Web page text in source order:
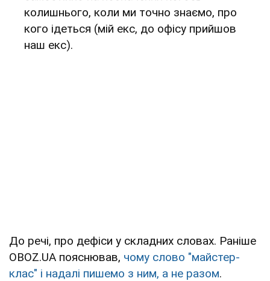
колишнього, коли ми точно знаємо, про
кого ідеться (мій екс, до офісу прийшов
наш екс).
До речі, про дефіси у складних словах. Раніше
OBOZ.UA пояснював, чому слово "майстер-
клас" і надалі пишемо з ним, а не разом.